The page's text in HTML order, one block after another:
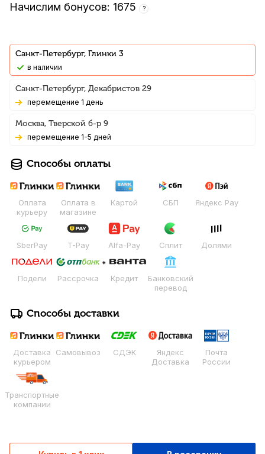
Начислим бонусов: 1675 ?
Санкт-Петербург, Глинки 3
В наличии
Санкт-Петербург, Декабристов 29
Перемещение 1 день
Москва, Тверской б-р 9
Перемещение 1-5 дней
Способы оплаты
Оплата
курьеру
Оплата в
магазине
Картой СБП Яндекс Pay
SberPay T-Pay Alfa-Pay Сплит Долями
Подели Рассрочка Кредит
Банковский
перевод
Способы доставки
Доставка
курьером
Самовывоз СДЭК
Яндекс
Доставка
Почта
России
Транспортные
компании